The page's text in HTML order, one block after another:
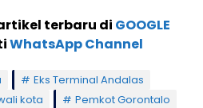
terbaru di GOOGLE
WhatsApp Channel
Eks Terminal Andalas
kota
Pemkot Gorontalo